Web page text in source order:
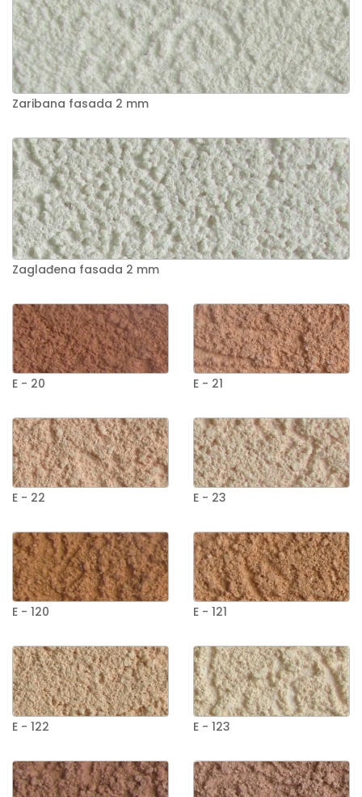
Zaribana fasada 2 mm
Zaglađena fasada 2 mm
E - 20 E - 21
E - 22 E - 23
E - 120 E - 121
E - 122 E - 123